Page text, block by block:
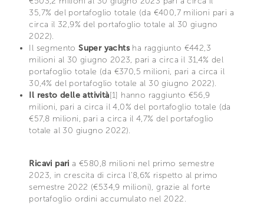
35,7% del portafoglio totale (da €400,7 milioni pari a
circa il 32,9% del portafoglio totale al 30 giugno
2022).
Il segmentoSuper yachts ha raggiunto €442,3
milioni al 30 giugno 2023, pari a circa il 31,4% del
portafoglio totale (da €370,5 milioni, pari a circa il
30,4% del portafoglio totale al 30 giugno 2022).
Il resto delle attività[1] hanno raggiunto €56,9
milioni, pari a circa il 4,0% del portafoglio totale (da
€57,8 milioni, pari a circa il 4,7% del portafoglio
totale al 30 giugno 2022).
Ricavi paria €580,8 milioni nel primo semestre
2023, in crescita di circa l’8,6% rispetto al primo
semestre 2022 (€534,9 milioni), grazie al forte
portafoglio ordini accumulato nel 2022.